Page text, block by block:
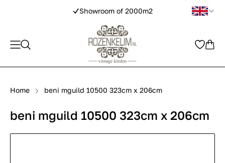
Showroom of 2000m2
Home beni mguild 10500 323cm x 206cm
beni mguild 10500 323cm x 206cm